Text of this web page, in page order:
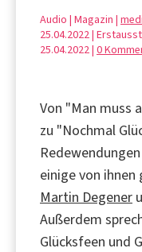
Audio | Magazin |
25.04.2022 |
25.04.2022 | 0
Von "Man muss
zu "Nochmal
einige von
Martin Degener
Außerdem
Glücksfeen und